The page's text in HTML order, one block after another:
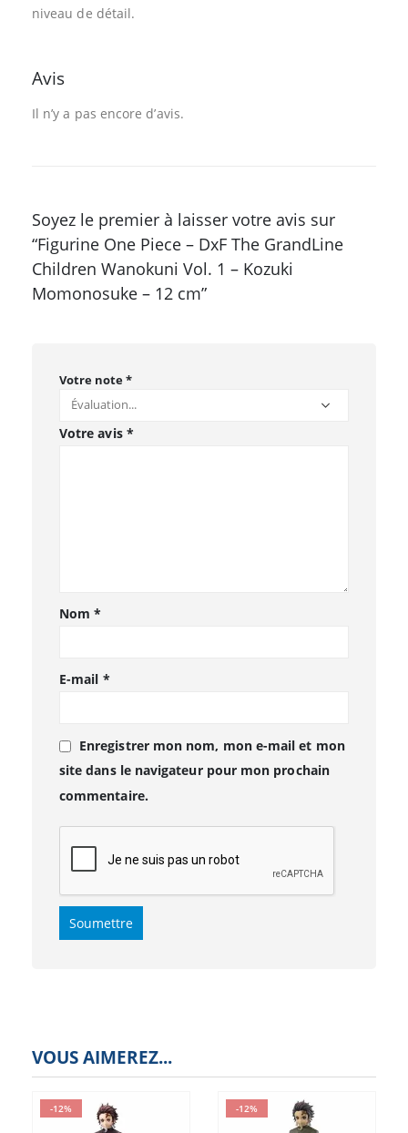
niveau de détail.
Avis
Il n’y a pas encore d’avis.
Soyez le premier à laisser votre avis sur
“Figurine One Piece – DxF The GrandLine
Children Wanokuni Vol. 1 – Kozuki
Momonosuke – 12 cm”
Votre note*
Votre avis *
Nom*
E-mail *
Enregistrer mon nom, mon e-mail et mon
site dans le navigateur pour mon prochain
commentaire.
VOUS AIMEREZ...
-12% -12%